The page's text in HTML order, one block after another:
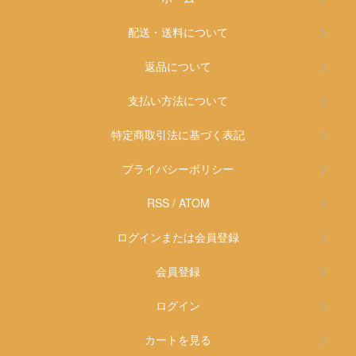
配送・送料について
返品について
支払い方法について
特定商取引法に基づく表記
プライバシーポリシー
RSS/ ATOM
ログインまたは会員登録
会員登録
ログイン
カートを見る